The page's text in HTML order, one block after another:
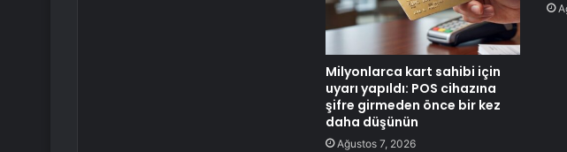
Milyonlarca kart sahibi için
uyarı yapıldı: POS cihazına
şifre girmeden önce bir kez
daha düşünün
Ağustos 7, 2026